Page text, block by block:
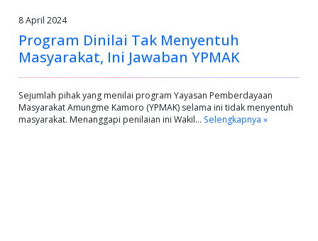
8 April 2024
Program Dinilai Tak Menyentuh
Masyarakat, Ini Jawaban YPMAK
Sejumlah pihak yang menilai program Yayasan Pemberdayaan
Masyarakat Amungme Kamoro (YPMAK) selama ini tidak menyentuh
masyarakat. Menanggapi penilaian ini Wakil… Selengkapnya »